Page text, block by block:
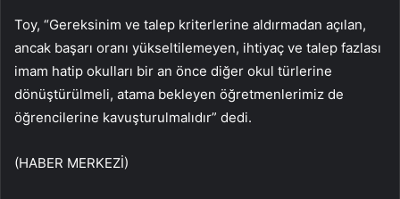
Toy, “Gereksinim ve talep kriterlerine aldırmadan açılan,
ancak başarı oranı yükseltilemeyen, ihtiyaç ve talep fazlası
imam hatip okulları bir an önce diğer okul türlerine
dönüştürülmeli, atama bekleyen öğretmenlerimiz de
öğrencilerine kavuşturulmalıdır” dedi.
(HABER MERKEZİ)